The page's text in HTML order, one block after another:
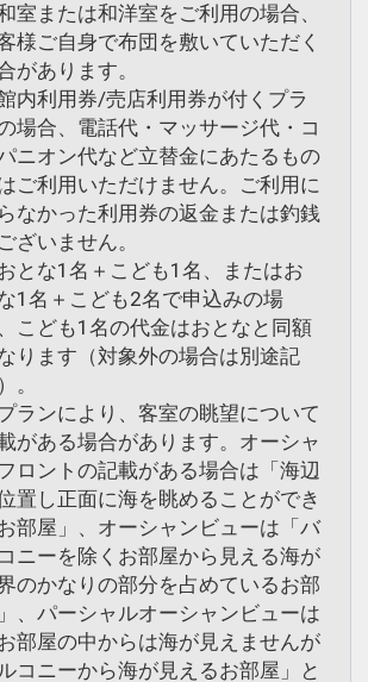
室または和洋室をご利用の場合、
様ご自身で布団を敷いていただく
があります。
館内利用券/売店利用券が付くプラ
場合、電話代・マッサージ代・コ
ニオン代など立替金にあたるもの
ご利用いただけません。ご利用に
なかった利用券の返金または釣銭
ざいません。
おとな1名＋こども1名、またはお
1名＋こども2名で申込みの場
こども1名の代金はおとなと同額
ります（対象外の場合は別途記
。
プランにより、客室の眺望について
がある場合があります。オーシャ
ロントの記載がある場合は「海辺
置し正面に海を眺めることができ
部屋」、オーシャンビューは「バ
ニーを除くお部屋から見える海が
のかなりの部分を占めているお部
、パーシャルオーシャンビューは
お部屋の中からは海が見えませんが
コニーから海が見えるお部屋」と